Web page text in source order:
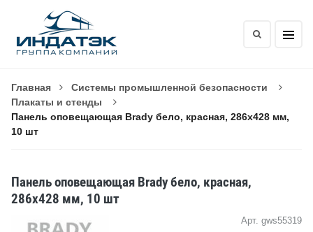
Главная
Системы промышленной безопасности
Плакаты и стенды
Панель оповещающая Brady бело, красная, 286x428 мм,
10 шт
Панель оповещающая Brady бело, красная,
286x428 мм, 10 шт
Арт. gws55319